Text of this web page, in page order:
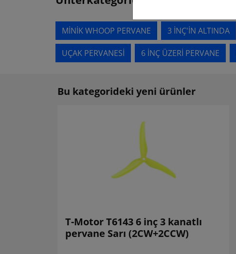
MINIK WHOOP PERVANE 3 INÇ'IN ALTINDA
UÇAK PERVANESI 6 INÇ ÜZERI PERVANE
Bu kategorideki yeni ürünler
T-Motor T6143 6 inç 3 kanatlı
pervane Sarı (2CW+2CCW)